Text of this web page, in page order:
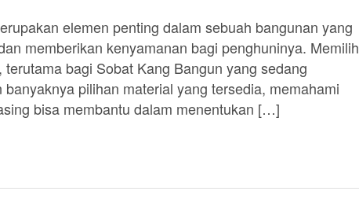
elemen penting dalam sebuah bangunan yang
memberikan kenyamanan bagi penghuninya. Memilih
bagi Sobat Kang Bangun yang sedang
pilihan material yang tersedia, memahami
bisa membantu dalam menentukan […]